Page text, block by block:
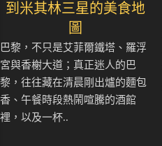
到米其林三星的美食地
圖
巴黎，不只是艾菲爾鐵塔、羅浮
宮與香榭大道；真正迷人的巴
黎，往往藏在清晨剛出爐的麵包
香、午餐時段熱鬧喧騰的酒館
裡，以及一杯..